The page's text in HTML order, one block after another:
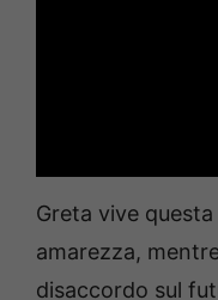
Greta vive
amarezza,
disaccordo sul